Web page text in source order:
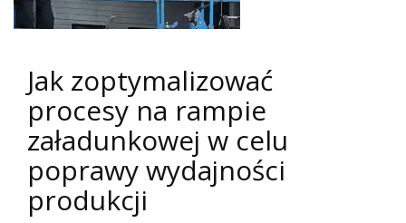
Jak zoptymalizować
procesy na rampie
załadunkowej w celu
poprawy wydajności
produkcji